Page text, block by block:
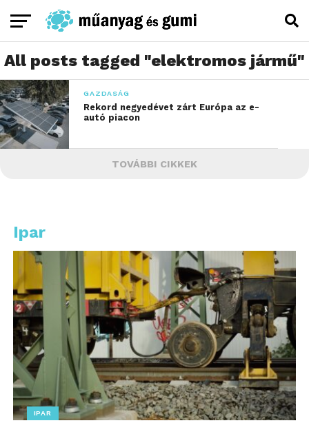
All posts tagged "elektromos jármű"
GAZDASÁG
Rekord negyedévet zárt Európa az e-
autó piacon
TOVÁBBI CIKKEK
Ipar
IPAR